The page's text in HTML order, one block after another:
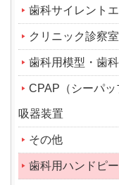
歯科サイレント
クリニック診察
歯科用模型・歯
CPAP（シーパ
吸器装置
その他
歯科用ハンドピ